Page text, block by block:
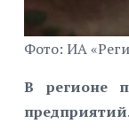
Фото: ИА
В регионе